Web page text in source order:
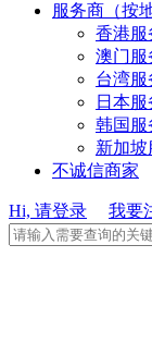
服务商（按
香港服
澳门服
台湾服
日本
韩国服
新加
不诚信商家
Hi, 请登录 我要